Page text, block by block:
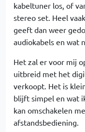
kabeltuner los, of
stereo set. Heel
geeft dan weer
audiokabels en wat
Het zal er voor mij
uitbreid met het
verkoopt. Het is
blijft simpel en wat
kan omschakelen
afstandsbediening.